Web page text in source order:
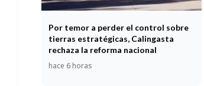
Por temor a perder el control sobre
tierras estratégicas, Calingasta
rechaza la reforma nacional
hace 6 horas